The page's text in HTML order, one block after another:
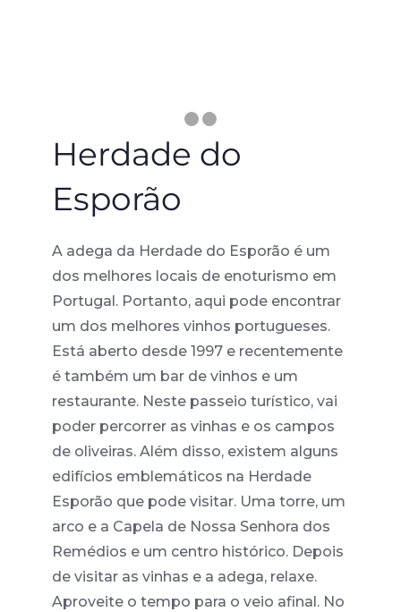
Herdade do
Esporão
A adega da Herdade do Esporão é um
dos melhores locais de enoturismo em
Portugal. Portanto, aqui pode encontrar
um dos melhores vinhos portugueses.
Está aberto desde 1997 e recentemente
é também um bar de vinhos e um
restaurante. Neste passeio turístico, vai
poder percorrer as vinhas e os campos
de oliveiras. Além disso, existem alguns
edifícios emblemáticos na Herdade
Esporão que pode visitar. Uma torre, um
arco e a Capela de Nossa Senhora dos
Remédios e um centro histórico. Depois
de visitar as vinhas e a adega, relaxe.
Aproveite o tempo para o veio afinal. No